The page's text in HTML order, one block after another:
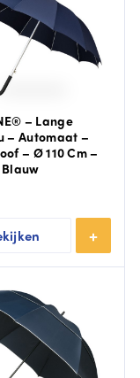
– Lange
– Automaat –
– Ø 110 Cm –